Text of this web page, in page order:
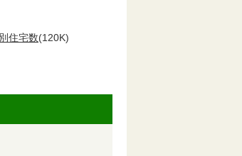
住宅数(120K)